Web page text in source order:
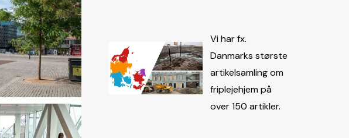
Vi har fx.
Danmarks største
artikelsamling om
friplejehjem på
over 150 artikler.